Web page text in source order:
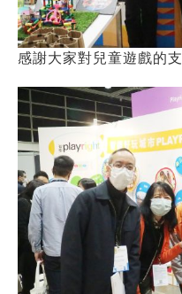
感謝大家對兒童遊戲的支